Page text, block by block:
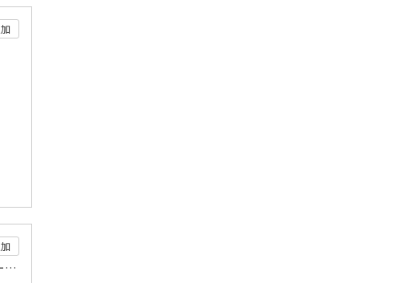
外科・整形外科・胃腸科・肛門科・循環器科・眼科・リハビリテーション科・マンモグラフィー検査・労災・産業医